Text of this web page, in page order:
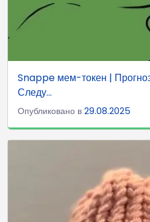
Snappe мем-токен |
Следу...
Опубликовано в 29.08.2025